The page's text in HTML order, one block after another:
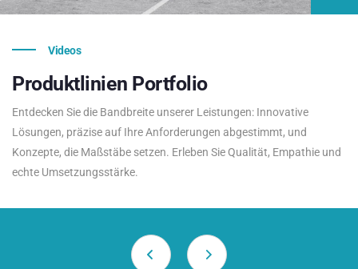
Videos
Produktlinien Portfolio
Entdecken Sie die Bandbreite unserer Leistungen: Innovative
Lösungen, präzise auf Ihre Anforderungen abgestimmt, und
Konzepte, die Maßstäbe setzen. Erleben Sie Qualität, Empathie und
echte Umsetzungsstärke.